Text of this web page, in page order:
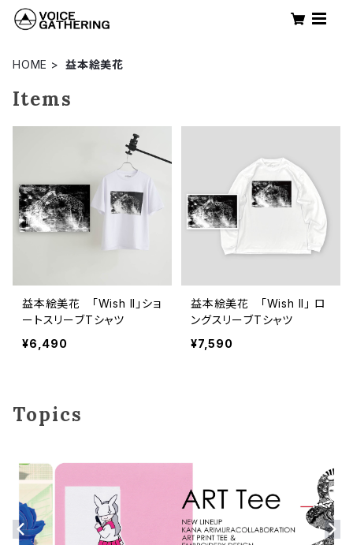
HOME 益本絵美花
Items
益本絵美花 「Wish II」ショ
ートスリーブTシャツ
¥6,490
益本絵美花 「Wish II」 ロ
ングスリーブTシャツ
¥7,590
Topics